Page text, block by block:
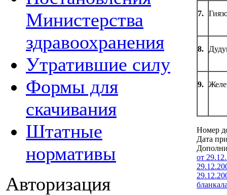
Министерства
здравоохранения
Утратившие силу
Формы для
скачивания
Штатные
нормативы
Авторизация
7.
8.
9.
Номер
Дата
от